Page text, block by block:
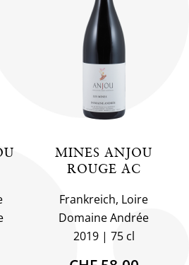
MINES ANJOU
ROUGE AC
Frankreich, Loire
Domaine Andrée
2019
75 cl